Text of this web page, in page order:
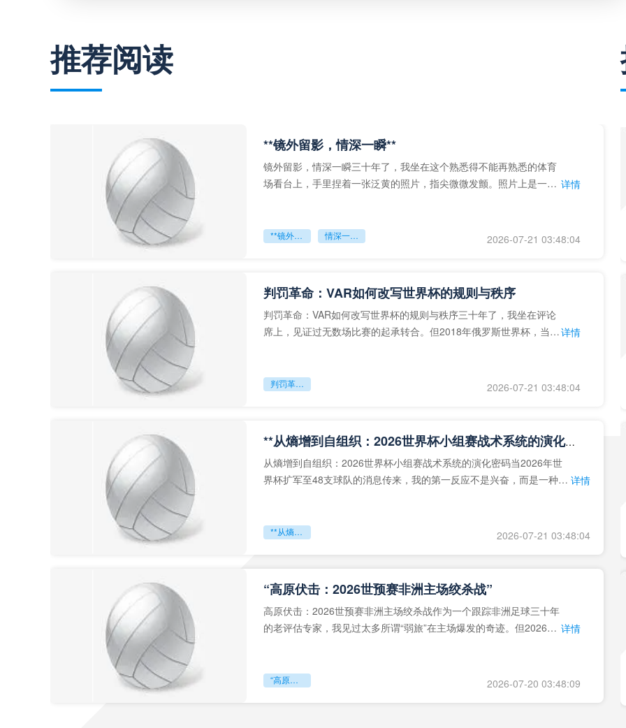
推荐阅读
**镜外留影，情深一瞬**
镜外留影，情深一瞬三十年了，我坐在这个熟悉得不能再熟悉的体育
场看台上，手里捏着一张泛黄的照片，指尖微微发颤。照片上是一个 详情
**镜外留影 情深一瞬** 2026-07-21 03:48:04
判罚革命：VAR如何改写世界杯的规则与秩序
判罚革命：VAR如何改写世界杯的规则与秩序三十年了，我坐在评论
席上，见证过无数场比赛的起承转合。但2018年俄罗斯世界杯，当
详情
判罚革命：VAR如何改写世界杯的规则与秩序 2026-07-21 03:48:04
**从熵增到自组织：2026世界杯小组赛战术系统的演化密码**
从熵增到自组织：2026世界杯小组赛战术系统的演化密码当2026年世
界杯扩军至48支球队的消息传来，我的第一反应不是兴奋，而是一种深 详情
**从熵增到自组织：2026世界杯小组赛战术系统的演化密码** 2026-07-21 03:48:04
“高原伏击：2026世预赛非洲主场绞杀战”
高原伏击：2026世预赛非洲主场绞杀战作为一个跟踪非洲足球三十年
的老评估专家，我见过太多所谓“弱旅”在主场爆发的奇迹。但2026年 详情
“高原伏击：2026世预赛非洲主场绞杀战” 2026-07-20 03:48:09